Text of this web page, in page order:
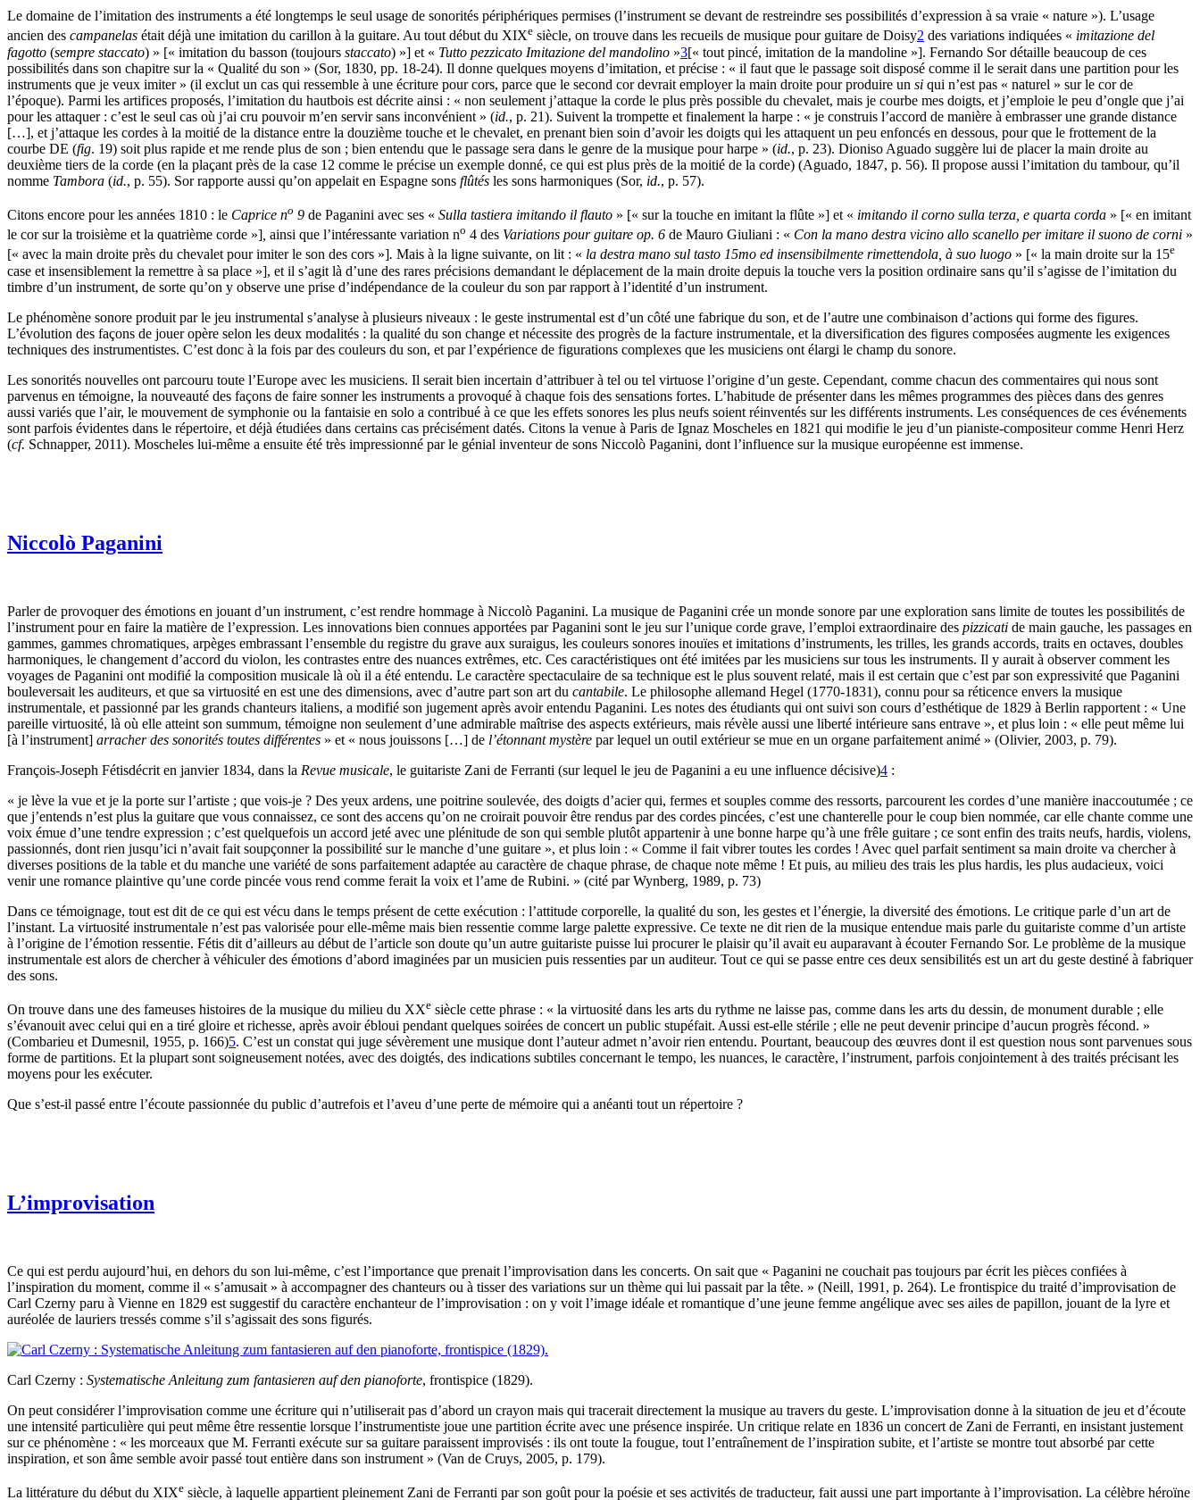
Le domaine de l’imitation des instruments a été longtemps le seul usage de sonorités périphériques permises (l’instrument se devant de restreindre ses possibilités d’expression à sa vraie « nature »). L’usage
ancien des campanelas était déjà une imitation du carillon à la guitare. Au tout début du XIXe siècle, on trouve dans les recueils de musique pour guitare de Doisy2 des variations indiquées « imitazione del
fagotto (sempre staccato) » [« imitation du basson (toujours staccato) »] et « Tutto pezzicato Imitazione del mandolino »3[« tout pincé, imitation de la mandoline »]. Fernando Sor détaille beaucoup de ces
possibilités dans son chapitre sur la « Qualité du son » (Sor, 1830, pp. 18-24). Il donne quelques moyens d’imitation, et précise : « il faut que le passage soit disposé comme il le serait dans une partition pour les
instruments que je veux imiter » (il exclut un cas qui ressemble à une écriture pour cors, parce que le second cor devrait employer la main droite pour produire un si qui n’est pas « naturel » sur le cor de
l’époque). Parmi les artifices proposés, l’imitation du hautbois est décrite ainsi : « non seulement j’attaque la corde le plus près possible du chevalet, mais je courbe mes doigts, et j’emploie le peu d’ongle que j’ai
pour les attaquer : c’est le seul cas où j’ai cru pouvoir m’en servir sans inconvénient » (id., p. 21). Suivent la trompette et finalement la harpe : « je construis l’accord de manière à embrasser une grande distance
[…], et j’attaque les cordes à la moitié de la distance entre la douzième touche et le chevalet, en prenant bien soin d’avoir les doigts qui les attaquent un peu enfoncés en dessous, pour que le frottement de la
courbe DE (fig. 19) soit plus rapide et me rende plus de son ; bien entendu que le passage sera dans le genre de la musique pour harpe » (id., p. 23). Dioniso Aguado suggère lui de placer la main droite au
deuxième tiers de la corde (en la plaçant près de la case 12 comme le précise un exemple donné, ce qui est plus près de la moitié de la corde) (Aguado, 1847, p. 56). Il propose aussi l’imitation du tambour, qu’il
nomme Tambora (id., p. 55). Sor rapporte aussi qu’on appelait en Espagne sons flûtés les sons harmoniques (Sor, id., p. 57).
Citons encore pour les années 1810 : le Caprice no 9 de Paganini avec ses « Sulla tastiera imitando il flauto » [« sur la touche en imitant la flûte »] et « imitando il corno sulla terza, e quarta corda » [« en imitant
le cor sur la troisième et la quatrième corde »] ainsi que l’intéressante variation no 4 des Variations pour guitare op. 6 de Mauro Giuliani : « Con la mano destra vicino allo scanello per imitare il suono de corni »
[« avec la main droite près du chevalet pour imiter le son des cors »]. Mais à la ligne suivante, on lit : « la destra mano sul tasto 15mo ed insensibilmente rimettendola, à suo luogo » [« la main droite sur la 15e
case et insensiblement la remettre à sa place »], et il s’agit là d’une des rares précisions demandant le déplacement de la main droite depuis la touche vers la position ordinaire sans qu’il s’agisse de l’imitation du
timbre d’un instrument, de sorte qu’on y observe une prise d’indépendance de la couleur du son par rapport à l’identité d’un instrument.
Le phénomène sonore produit par le jeu instrumental s’analyse à plusieurs niveaux : le geste instrumental est d’un côté une fabrique du son, et de l’autre une combinaison d’actions qui forme des figures.
L’évolution des façons de jouer opère selon les deux modalités : la qualité du son change et nécessite des progrès de la facture instrumentale, et la diversification des figures composées augmente les exigences
techniques des instrumentistes. C’est donc à la fois par des couleurs du son, et par l’expérience de figurations complexes que les musiciens ont élargi le champ du sonore.
Les sonorités nouvelles ont parcouru toute l’Europe avec les musiciens. Il serait bien incertain d’attribuer à tel ou tel virtuose l’origine d’un geste. Cependant, comme chacun des commentaires qui nous sont
parvenus en témoigne, la nouveauté des façons de faire sonner les instruments a provoqué à chaque fois des sensations fortes. L’habitude de présenter dans les mêmes programmes des pièces dans des genres
aussi variés que l’air, le mouvement de symphonie ou la fantaisie en solo a contribué à ce que les effets sonores les plus neufs soient réinventés sur les différents instruments. Les conséquences de ces événements
sont parfois évidentes dans le répertoire, et déjà étudiées dans certains cas précisément datés. Citons la venue à Paris de Ignaz Moscheles en 1821 qui modifie le jeu d’un pianiste-compositeur comme Henri Herz
(cf. Schnapper, 2011). Moscheles lui-même a ensuite été très impressionné par le génial inventeur de sons Niccolò Paganini, dont l’influence sur la musique européenne est immense.
Niccolò Paganini
Parler de provoquer des émotions en jouant d’un instrument, c’est rendre hommage à Niccolò Paganini. La musique de Paganini crée un monde sonore par une exploration sans limite de toutes les possibilités de
l’instrument pour en faire la matière de l’expression. Les innovations bien connues apportées par Paganini sont le jeu sur l’unique corde grave, l’emploi extraordinaire des pizzicati de main gauche, les passages en
gammes, gammes chromatiques, arpèges embrassant l’ensemble du registre du grave aux suraigus, les couleurs sonores inouïes et imitations d’instruments, les trilles, les grands accords, traits en octaves, doubles
harmoniques, le changement d’accord du violon, les contrastes entre des nuances extrêmes, etc. Ces caractéristiques ont été imitées par les musiciens sur tous les instruments. Il y aurait à observer comment les
voyages de Paganini ont modifié la composition musicale là où il a été entendu. Le caractère spectaculaire de sa technique est le plus souvent relaté, mais il est certain que c’est par son expressivité que Paganini
bouleversait les auditeurs, et que sa virtuosité en est une des dimensions, avec d’autre part son art du cantabile. Le philosophe allemand Hegel (1770-1831), connu pour sa réticence envers la musique
instrumentale, et passionné par les grands chanteurs italiens, a modifié son jugement après avoir entendu Paganini. Les notes des étudiants qui ont suivi son cours d’esthétique de 1829 à Berlin rapportent : « Une
pareille virtuosité, là où elle atteint son summum, témoigne non seulement d’une admirable maîtrise des aspects extérieurs, mais révèle aussi une liberté intérieure sans entrave », et plus loin : « elle peut même lui
[à l’instrument] arracher des sonorités toutes différentes » et « nous jouissons […] de l’étonnant mystère par lequel un outil extérieur se mue en un organe parfaitement animé » (Olivier, 2003, p. 79).
François-Joseph Fétisdécrit en janvier 1834, dans la Revue musicale, le guitariste Zani de Ferranti (sur lequel le jeu de Paganini a eu une influence décisive)4 :
« je lève la vue et je la porte sur l’artiste ; que vois-je ? Des yeux ardens, une poitrine soulevée, des doigts d’acier qui, fermes et souples comme des ressorts, parcourent les cordes d’une manière inaccoutumée ; ce
que j’entends n’est plus la guitare que vous connaissez, ce sont des accens qu’on ne croirait pouvoir être rendus par des cordes pincées, c’est une chanterelle pour le coup bien nommée, car elle chante comme une
voix émue d’une tendre expression ; c’est quelquefois un accord jeté avec une plénitude de son qui semble plutôt appartenir à une bonne harpe qu’à une frêle guitare ; ce sont enfin des traits neufs, hardis, violens,
passionnés, dont rien jusqu’ici n’avait fait soupçonner la possibilité sur le manche d’une guitare », et plus loin : « Comme il fait vibrer toutes les cordes ! Avec quel parfait sentiment sa main droite va chercher à
diverses positions de la table et du manche une variété de sons parfaitement adaptée au caractère de chaque phrase, de chaque note même ! Et puis, au milieu des trais les plus hardis, les plus audacieux, voici
venir une romance plaintive qu’une corde pincée vous rend comme ferait la voix et l’ame de Rubini. » (cité par Wynberg, 1989, p. 73)
Dans ce témoignage, tout est dit de ce qui est vécu dans le temps présent de cette exécution : l’attitude corporelle, la qualité du son, les gestes et l’énergie, la diversité des émotions. Le critique parle d’un art de
l’instant. La virtuosité instrumentale n’est pas valorisée pour elle-même mais bien ressentie comme large palette expressive. Ce texte ne dit rien de la musique entendue mais parle du guitariste comme d’un artiste
à l’origine de l’émotion ressentie. Fétis dit d’ailleurs au début de l’article son doute qu’un autre guitariste puisse lui procurer le plaisir qu’il avait eu auparavant à écouter Fernando Sor. Le problème de la musique
instrumentale est alors de chercher à véhiculer des émotions d’abord imaginées par un musicien puis ressenties par un auditeur. Tout ce qui se passe entre ces deux sensibilités est un art du geste destiné à fabriquer
des sons.
On trouve dans une des fameuses histoires de la musique du milieu du XXe siècle cette phrase : « la virtuosité dans les arts du rythme ne laisse pas, comme dans les arts du dessin, de monument durable ; elle
s’évanouit avec celui qui en a tiré gloire et richesse, après avoir ébloui pendant quelques soirées de concert un public stupéfait. Aussi est-elle stérile ; elle ne peut devenir principe d’aucun progrès fécond. »
(Combarieu et Dumesnil, 1955, p. 166)5. C’est un constat qui juge sévèrement une musique dont l’auteur admet n’avoir rien entendu. Pourtant, beaucoup des œuvres dont il est question nous sont parvenues sous
forme de partitions. Et la plupart sont soigneusement notées, avec des doigtés, des indications subtiles concernant le tempo, les nuances, le caractère, l’instrument, parfois conjointement à des traités précisant les
moyens pour les exécuter.
Que s’est-il passé entre l’écoute passionnée du public d’autrefois et l’aveu d’une perte de mémoire qui a anéanti tout un répertoire ?
L’improvisation
Ce qui est perdu aujourd’hui, en dehors du son lui-même, c’est l’importance que prenait l’improvisation dans les concerts. On sait que « Paganini ne couchait pas toujours par écrit les pièces confiées à
l’inspiration du moment, comme il « s’amusait » à accompagner des chanteurs ou à tisser des variations sur un thème qui lui passait par la tête. » (Neill, 1991, p. 264). Le frontispice du traité d’improvisation de
Carl Czerny paru à Vienne en 1829 est suggestif du caractère enchanteur de l’improvisation : on y voit l’image idéale et romantique d’une jeune femme angélique avec ses ailes de papillon, jouant de la lyre et
auréolée de lauriers tressés comme s’il s’agissait des sons figurés.
Carl Czerny : Systematische Anleitung zum fantasieren auf den pianoforte, frontispice (1829).
On peut considérer l’improvisation comme une écriture qui n’utiliserait pas d’abord un crayon mais qui tracerait directement la musique au travers du geste. L’improvisation donne à la situation de jeu et d’écoute
une intensité particulière qui peut même être ressentie lorsque l’instrumentiste joue une partition écrite avec une présence inspirée. Un critique relate en 1836 un concert de Zani de Ferranti, en insistant justement
sur ce phénomène : « les morceaux que M. Ferranti exécute sur sa guitare paraissent improvisés : ils ont toute la fougue, tout l’entraînement de l’inspiration subite, et l’artiste se montre tout absorbé par cette
inspiration, et son âme semble avoir passé tout entière dans son instrument » (Van de Cruys, 2005, p. 179).
La littérature du début du XIXe siècle, à laquelle appartient pleinement Zani de Ferranti par son goût pour la poésie et ses activités de traducteur, fait aussi une part importante à l’improvisation. La célèbre héroïne